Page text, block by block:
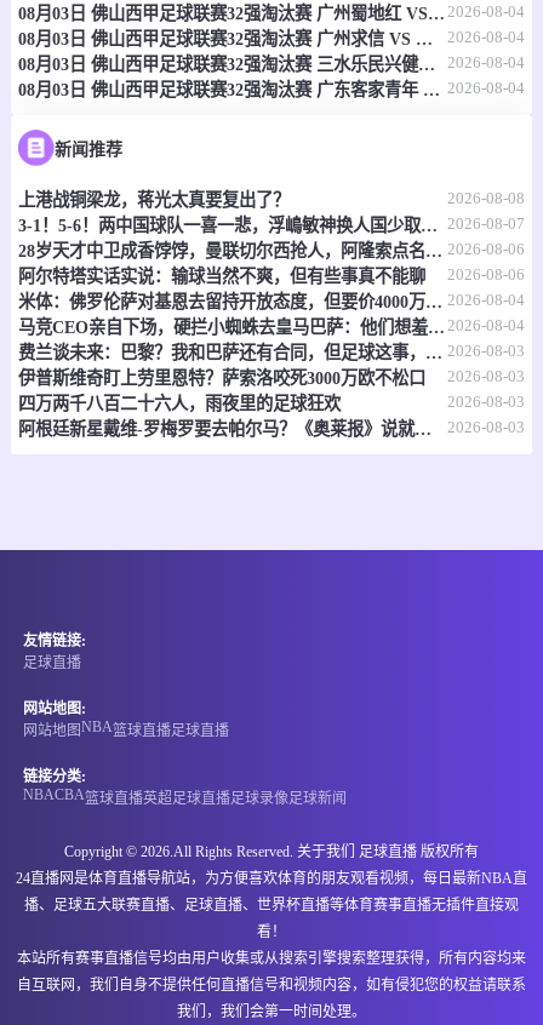
情报
澳南超 08-08 13:00 即将开始
阿德莱德城
情报
澳南超 08-08 13:00 即将开始
克罗伊登国王 0 - 0 斯特尔特狮队
情报
澳首超 08-08 13:00 即将开始
金斯利西部
-
情报
08-08 13:00
公牛学院女足 0 - 0 悉尼大学女足
08月03日 佛山西甲足球联赛32强淘汰赛 广州蜀地红 VS 广州戴拿模 全场录像 2026-08-04
08月03日 佛山西甲足球联赛32强淘汰赛 广州求信 VS 顺德新青年 全场录像 2026-08-04
08月03日 佛山西甲足球联赛32强淘汰赛 三水乐民兴健力宝 VS 中国澳门澳科精英 全场录像 2026-08-04
08月03日 佛山西甲足球联赛32强淘汰赛 广东客家青年 VS 广州英华思力U17 全场录像 2026-08-04
新闻推荐
上港战铜梁龙，蒋光太真要复出了？ 2026-08-08
3-1！5-6！两中国球队一喜一悲，浮嶋敏神换人国少取胜，上海惜败 2026-08-07
28岁天才中卫成香饽饽，曼联切尔西抢人，阿隆索点名要买 2026-08-06
阿尔特塔实话实说：输球当然不爽，但有些事真不能聊 2026-08-06
米体：佛罗伦萨对基恩去留持开放态度，但要价4000万欧元起步 2026-08-04
马竞CEO亲自下场，硬拦小蜘蛛去皇马巴萨：他们想羞辱我们！ 2026-08-04
费兰谈未来：巴黎？我和巴萨还有合同，但足球这事，谁说得准呢 2026-08-03
伊普斯维奇盯上劳里恩特？萨索洛咬死3000万欧不松口 2026-08-03
四万两千八百二十六人，雨夜里的足球狂欢 2026-08-03
阿根廷新星戴维-罗梅罗要去帕尔马？《奥莱报》说就差临门一脚了 2026-08-03
友情链接:
足球直播
网站地图:
网站地图NBA篮球直播足球直播
链接分类:
NBACBA篮球直播英超 足球直播足球录像 足球新闻
Copyright © 2026.All Rights Reserved. 关于我们 足球直播 版权所有
24直播网是体育直播导航站，为方便喜欢体育的朋友观看视频，每日最新NBA直
播、足球五大联赛直播、足球直播、世界杯直播等体育赛事直播无插件直接观
看！
本站所有赛事直播信号均由用户收集或从搜索引擎搜索整理获得，所有内容均来
自互联网，我们自身不提供任何直播信号和视频内容，如有侵犯您的权益请联系
我们，我们会第一时间处理。